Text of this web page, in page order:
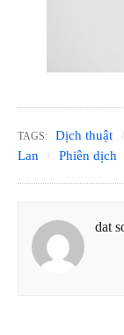
TAGS: Dịch thuật
Lan
Phiên dịch
dat